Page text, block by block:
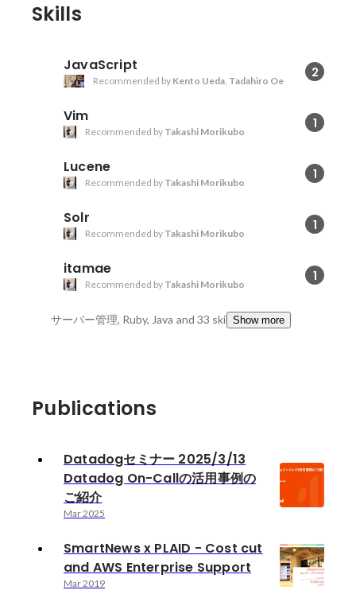
Skills
JavaScript 2
Recommended by Kento Ueda, Tadahiro Oe
Vim 1
Recommended by Takashi Morikubo
Lucene 1
Recommended by Takashi Morikubo
Solr 1
Recommended by Takashi Morikubo
itamae 1
Recommended by Takashi Morikubo
サーバー管理, Ruby, Java and 33 skillsShow more
Publications
Datadogセミナー 2025/3/13
Datadog On-Callの活用事例の
ご紹介
Mar 2025
SmartNews x PLAID - Cost cut
and AWS Enterprise Support
Mar 2019